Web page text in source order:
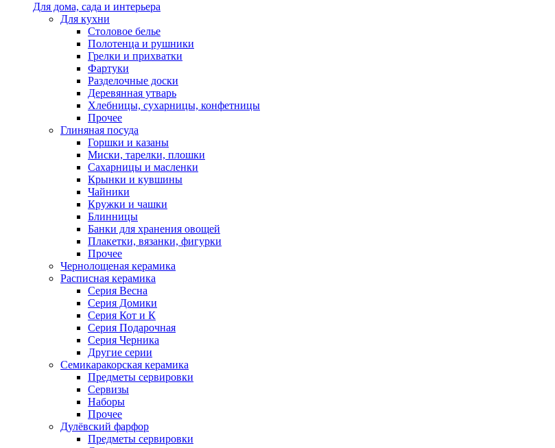
Для дома, сада и интерьера
Для кухни
Столовое белье
Полотенца и рушники
Грелки и прихватки
Фартуки
Разделочные доски
Деревянная утварь
Хлебницы, сухарницы, конфетницы
Прочее
Глиняная посуда
Горшки и казаны
Миски, тарелки, плошки
Сахарницы и масленки
Крынки и кувшины
Чайники
Кружки и чашки
Блинницы
Банки для хранения овощей
Плакетки, вязанки, фигурки
Прочее
Чернолощеная керамика
Расписная керамика
Серия Весна
Серия Домики
Серия Кот и К
Серия Подарочная
Серия Черника
Другие серии
Семикаракорская керамика
Предметы сервировки
Сервизы
Наборы
Прочее
Дулёвский фарфор
Предметы сервировки